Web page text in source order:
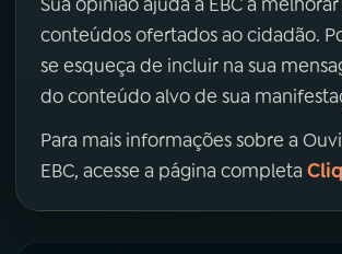
conteúdos ofertados ao cidadão.
se esqueça de incluir na sua
do conteúdo alvo de sua
Para mais informações sobre a
EBC, acesse a página completa